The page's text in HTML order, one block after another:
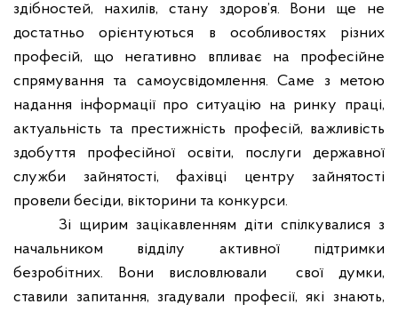
здібностей, нахилів, стану здоров’я. Вони ще не
достатньо орієнтуються в особливостях різних
професій, що негативно впливає на професійне
спрямування та самоусвідомлення. Саме з метою
надання інформації про ситуацію на ринку праці,
актуальність та престижність професій, важливість
здобуття професійної освіти, послуги державної
служби зайнятості, фахівці центру зайнятості
провели бесіди, вікторини та конкурси.
Зі щирим зацікавленням діти спілкувалися з
начальником відділу активної підтримки
безробітних. Вони висловлювали
свої думки,
ставили запитання, згадували професії, які знають,